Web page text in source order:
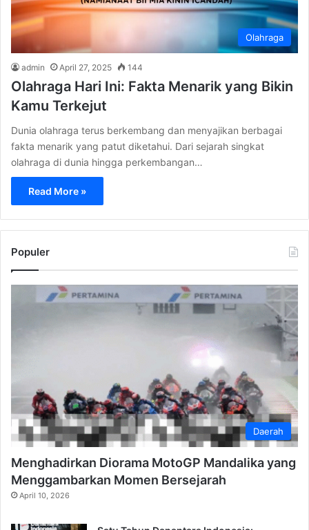
Olahraga
admin April 27, 2025 144
Olahraga Hari Ini: Fakta Menarik yang Bikin
Kamu Terkejut
Dunia olahraga terus berkembang dan menyajikan berbagai
fakta menarik yang patut diketahui. Dari sejarah singkat
olahraga di dunia hingga perkembangan…
Read More »
Populer
Daerah
Menghadirkan Diorama MotoGP Mandalika yang
Menggambarkan Momen Bersejarah
April 10, 2026